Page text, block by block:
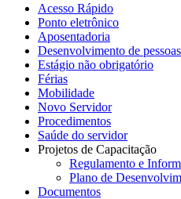
Acesso Rápido
Ponto eletrônico
Aposentadoria
Desenvolvimento de pessoas
Estágio não obrigatório
Férias
Mobilidade
Novo Servidor
Procedimentos
Saúde do servidor
Projetos de Capacitação
Regulamento e
Plano de
Documentos